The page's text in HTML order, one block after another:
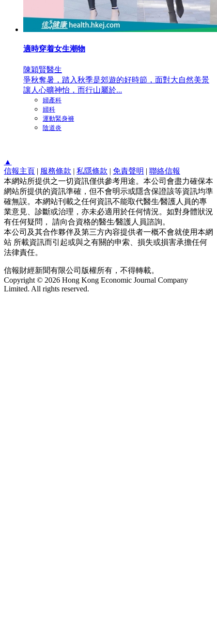
適時穿着女生潮物
陳穎賢醫生
爭秋奪暑，踏入秋季是郊遊的好時節，面對大自然美景
讓人心曠神怡，而行山屬於...
婦產科
婦科
運動緊身褲
陰道炎
▲
信報主頁 | 服務條款 | 私隱條款 | 免責聲明 | 聯絡信報
本網站所提供之一切資訊僅供參考用途。本公司會盡力確保本
網站所提供的資訊準確，但不會明示或隱含保證該等資訊均準
確無誤。本網站刊載之任何資訊不能取代醫生∕醫護人員的專
業意見、診斷或治理，亦未必適用於任何情況。如對身體狀況
有任何疑問， 請向合資格的醫生∕醫護人員諮詢。
本公司及其合作夥伴及第三方內容提供者一概不會就使用本網
站 所載資訊而引起或與之有關的申索、損失或損害承擔任何
法律責任。
信報財經新聞有限公司版權所有，不得轉載。
Copyright © 2026 Hong Kong Economic Journal Company
Limited. All rights reserved.